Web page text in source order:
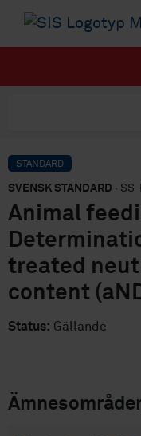
STANDARD
SVENSK STANDARD ·
Animal
treated
content
Status: Gällande